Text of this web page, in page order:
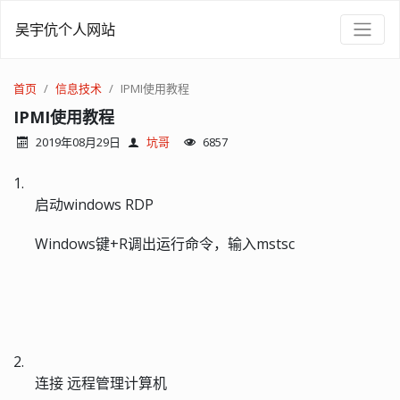
吴宇伉个人网站
首页 信息技术 IPMI使用教程
IPMI使用教程
2019年08月29日 坑哥 6857
1.
启动windows RDP
Windows键+R调出运行命令，输入mstsc
2.
连接 远程管理计算机